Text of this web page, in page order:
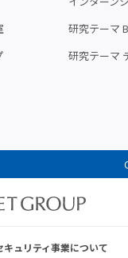
研究テーマ
研究テーマ
ュリティ事業について